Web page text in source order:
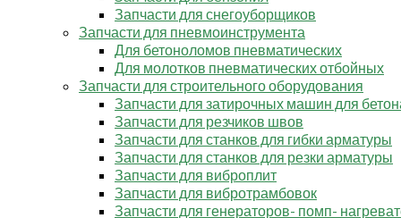
Запчасти для снегоуборщиков
Запчасти для пневмоинструмента
Для бетоноломов пневматических
Для молотков пневматических отбойных
Запчасти для строительного оборудования
Запчасти для затирочных машин для
Запчасти для резчиков швов
Запчасти для станков для гибки арматуры
Запчасти для станков для резки арматуры
Запчасти для виброплит
Запчасти для вибротрамбовок
Запчасти для генераторов- помп-